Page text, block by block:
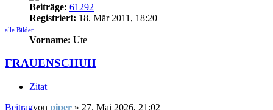
Beiträge: 61292
Registriert: 18. Mär 2011, 18:20
alle Bilder
Vorname: Ute
FRAUENSCHUH
Zitat
Beitragvon piper » 27. Mai 2026, 21:02